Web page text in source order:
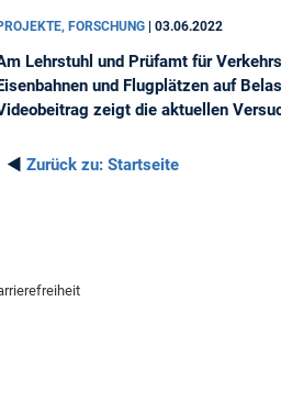
FORSCHUNG | 03.06.2022
Lehrstuhl und Prüfamt für
und Flugplätzen auf
zeigt die aktuellen
◄ Zurück zu: Startseite